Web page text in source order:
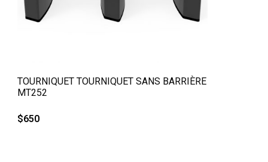
TOURNIQUET TOURNIQUET SANS BARRIÈRE
MT252
$650